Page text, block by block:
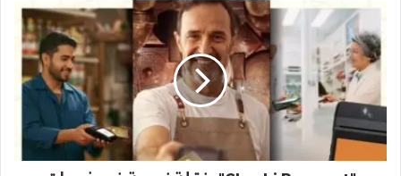
"Chaabi
نقلة
نوعية
خدمات
الدفع
لفائدة
المهنيين